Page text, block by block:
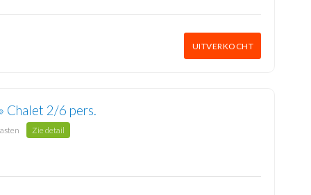
UITVERKOCHT
Chalet 2/6 pers.
Zie detail